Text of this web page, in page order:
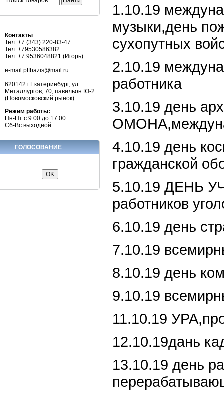
Контакты
Тел.:+7 (343) 220-83-47
Тел.:+79530586382
Тел.:+7 9536048821 (Игорь)
e-mail:ptfbazis@mail.ru
620142 г.Екатеринбург, ул.
Металлургов, 70, павильон Ю-2
(Новомосковский рынок)
Режим работы:
Пн-Пт с 9.00 до 17.00
Сб-Вс выходной
ГОЛОСОВАНИЕ
1.10.19
музыки,день
сухопутных
2.10.19
работника
3.10.19 день
4.10.19 день
гражданской
5.10.19 ДЕНЬ
работников
6.10.19 день
7.10.19
8.10.19 день
9.10.19
11.10.19
12.10.19дань
13.10.19 день